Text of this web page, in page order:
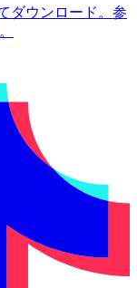
ダウンロード。参